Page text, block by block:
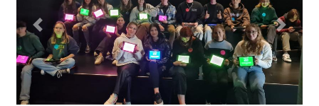
Previous Next